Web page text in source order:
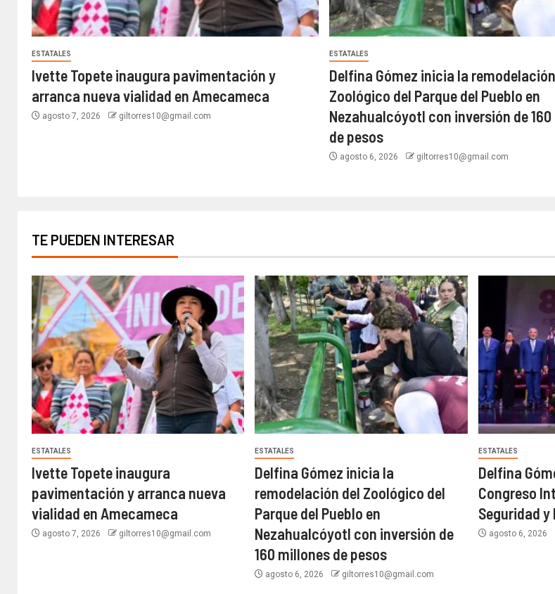
ESTATALES
Ivette Topete inaugura pavimentación y
arranca nueva vialidad en Amecameca
agosto 7, 2026 giltorres10@gmail.com
ESTATALES
Delfina Gómez inicia la
Zoológico del Parque del Pueblo en
Nezahualcóyotl con inversión de
de pesos
agosto 6, 2026 giltorres10@gmail.com
TE PUEDEN INTERESAR
ESTATALES
Ivette Topete inaugura
pavimentación y arranca nueva
vialidad en Amecameca
agosto 7, 2026 giltorres10@gmail.com
ESTATALES
Delfina Gómez inicia la
remodelación del Zoológico del
Parque del Pueblo en
Nezahualcóyotl con inversión de
160 millones de pesos
agosto 6, 2026 giltorres10@gmail.com
ESTATALES
Delfina
Congreso
Seguridad
agosto 6, 2026